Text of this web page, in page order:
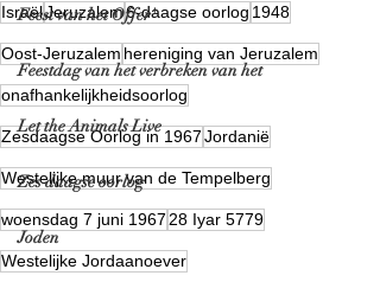
Feest van het Offer'
Feestdag van het verbreken van het
Let the Animals Live
Zes daagse oorlog
Joden
IsraëlJeruzalem6-daagse oorlog 1948
Oost-Jeruzalem hereniging van Jeruzalem
onafhankelijkheidsoorlog
Zesdaagse Oorlog in 1967Jordanië
Westelijke muur van de Tempelberg
woensdag 7 juni 1967 28 Iyar 5779
Westelijke Jordaanoever